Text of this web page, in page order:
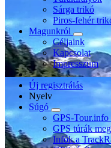
Sárga trikó
Piros-fehér
Magunkról
Céljaink
Kapcsolat
Impresszum
Új regisztrálás
Nyelv
Súgó
GPS-Tour.info
GPS túrák
Infók a